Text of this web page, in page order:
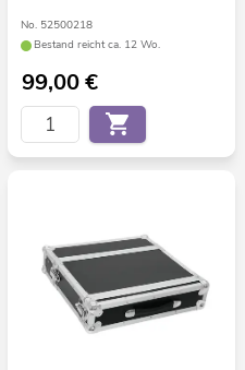
No. 52500218
Bestand reicht ca. 12 Wo.
99,00€